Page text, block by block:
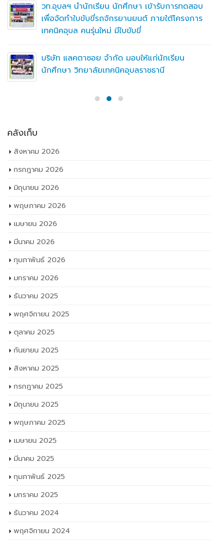
วท.อุบลฯ นำนักเรียน นักศึกษา เข้ารับการทดสอบ
เพื่อจัดทำใบขับขี่รถจักรยานยนต์ ภายใต้โครงการ
เทคนิคอุบล คนรุ่นใหม่ มีใบขับขี่
บริษัท แลคตาซอย จำกัด มอบให้แก่นักเรียน
นักศึกษา วิทยาลัยเทคนิคอุบลราชธานี
คลังเก็บ
สิงหาคม 2026
กรกฎาคม 2026
มิถุนายน 2026
พฤษภาคม 2026
เมษายน 2026
มีนาคม 2026
กุมภาพันธ์ 2026
มกราคม 2026
ธันวาคม 2025
พฤศจิกายน 2025
ตุลาคม 2025
กันยายน 2025
สิงหาคม 2025
กรกฎาคม 2025
มิถุนายน 2025
พฤษภาคม 2025
เมษายน 2025
มีนาคม 2025
กุมภาพันธ์ 2025
มกราคม 2025
ธันวาคม 2024
พฤศจิกายน 2024